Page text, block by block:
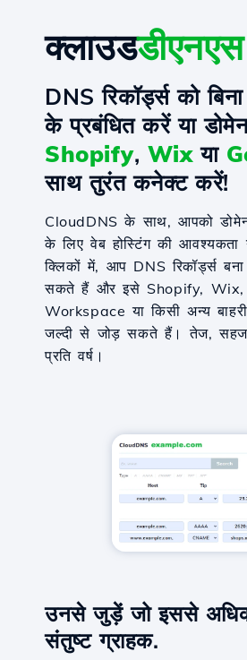
क्लाउडडीएनएस
DNS रिकॉर्ड्स को
के प्रबंधित करें या
Shopify, Wixया
साथ तुरंत कनेक्ट करें!
CloudDNS के साथ, आपको
के लिए वेब होस्टिंग की
क्लिकों में, आप DNS रिकॉर्ड्स
सकते हैं और इसे Shopify, Wix,
Workspace या किसी अन्य
जल्दी से जोड़ सकते हैं। तेज,
प्रति वर्ष।
उनसे जुड़ें जो इससे
संतुष्ट ग्राहक.